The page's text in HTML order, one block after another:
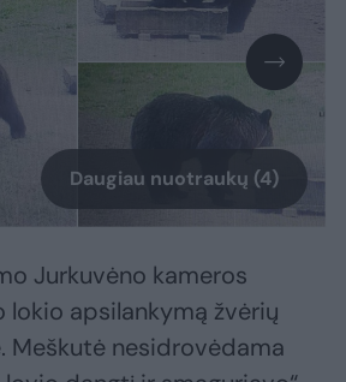
Daugiau nuotraukų (4)
Jurkuvėno kameros
lokio apsilankymą žvėrių
Meškutė nesidrovėdama